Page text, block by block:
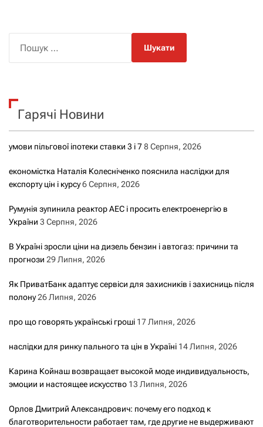
к
Гарячі Новини
умови пільгової іпотеки ставки 3 і 78 Серпня, 2026
економістка Наталія Колесніченко пояснила наслідки для
експорту цін і курсу6 Серпня, 2026
Румунія зупинила реактор АЕС і просить електроенергію в
України 3 Серпня, 2026
В Україні зросли ціни на дизель бензин і автогаз: причини та
прогнози 29 Липня, 2026
Як ПриватБанк адаптує сервіси для захисників і захисниць після
полону26 Липня, 2026
про що говорять українські гроші 17 Липня, 2026
наслідки для ринку пального та цін в Україні 14 Липня, 2026
Карина Койнаш возвращает высокой моде индивидуальность,
эмоции и настоящее искусство 13 Липня, 2026
Орлов Дмитрий Александрович: почему его подход к
благотворительности работает там, где другие не выдерживают